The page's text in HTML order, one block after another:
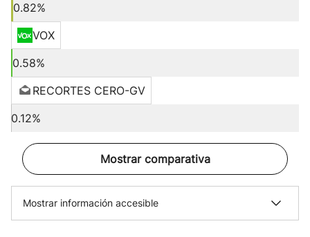
0.82%
VOX
0.58%
RECORTES CERO-GV
0.12%
Mostrar comparativa
Mostrar información accesible